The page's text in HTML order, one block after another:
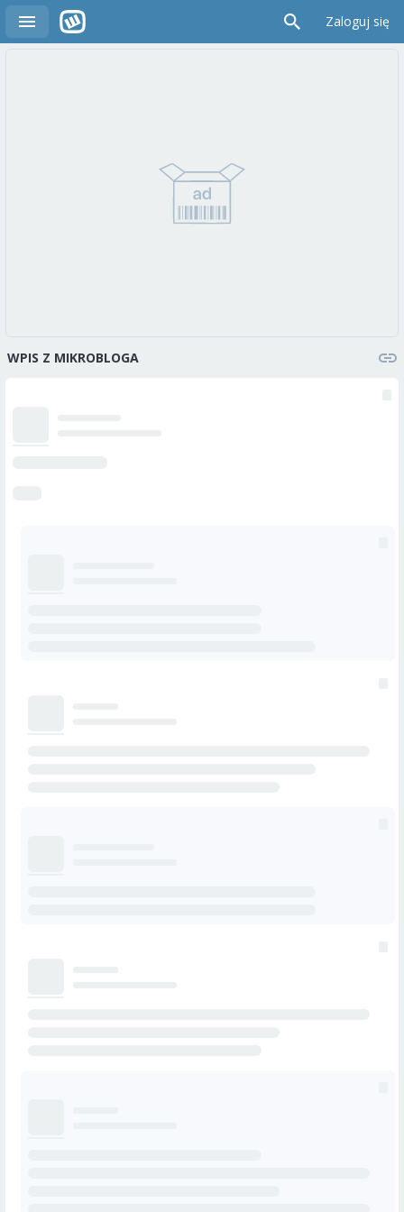
Zaloguj się
WPIS Z MIKROBLOGA